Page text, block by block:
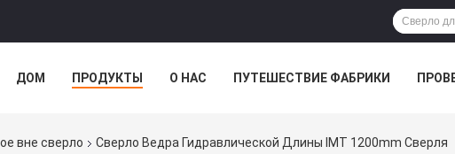
ДОМ ПРОДУКТЫ О НАС ПУТЕШЕСТВИЕ ФАБРИКИ
вне сверло Сверло Ведра Гидравлической Длины IMT 1200mm Сверля